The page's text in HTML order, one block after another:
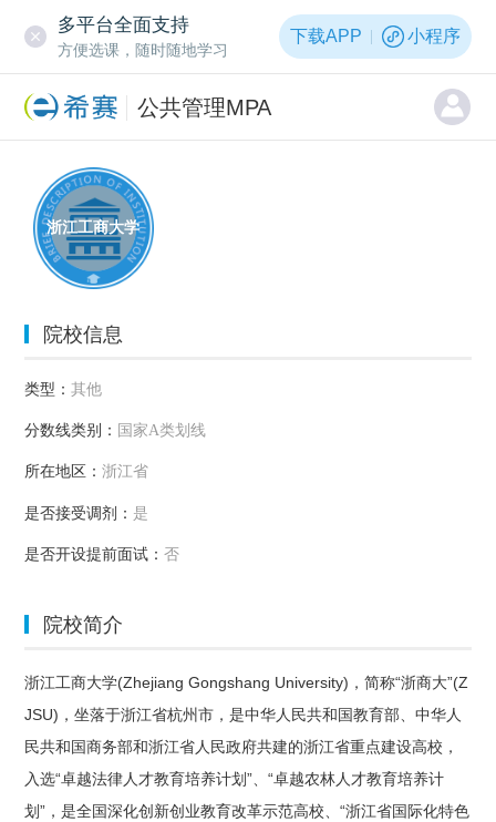
多平台全面支持
方便选课，随时随地学习
下载APP 小程序
公共管理MPA
浙江工商大学
院校信息
类型：其他
分数线类别： 国家A类划线
所在地区：浙江省
是否接受调剂： 是
是否开设提前面试：否
院校简介
浙江工商大学(Zhejiang Gongshang University)，简称“浙商大”(Z
JSU)，坐落于浙江省杭州市，是中华人民共和国教育部、中华人
民共和国商务部和浙江省人民政府共建的浙江省重点建设高校，
入选“卓越法律人才教育培养计划”、“卓越农林人才教育培养计
划”，是全国深化创新创业教育改革示范高校、“浙江省国际化特色